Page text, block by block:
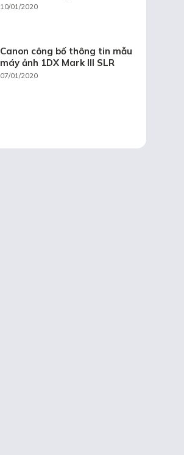
10/01/2020
Canon công bố thông tin mẫu
máy ảnh 1DX Mark III SLR
07/01/2020